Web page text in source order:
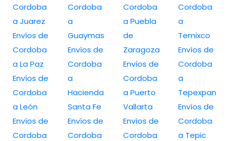
Cordoba
a Juarez
Envíos de
Cordoba
a La Paz
Envíos de
Cordoba
a León
Envíos de
Cordoba
Cordoba
a
Guaymas
Envíos de
Cordoba
a
Hacienda
Santa Fe
Envíos de
Cordoba
Cordoba
a Puebla
de
Zaragoza
Envíos de
Cordoba
a Puerto
Vallarta
Envíos de
Cordoba
Cordoba
a
Temixco
Envíos de
Cordoba
a
Tepexpan
Envíos de
Cordoba
a Tepic